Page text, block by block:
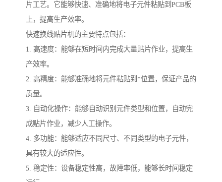
片工艺。它能够快速、准确地将电子元件粘贴到PCB板
上，提高生产效率。
快速换线贴片机的主要特点包括：
1. 高速度：能够在短时间内完成大量贴片作业，提高生
产效率。
2. 高精度：能够准确地将元件粘贴到*位置，保证产品的
质量。
3. 自动化操作：能够自动识别元件类型和位置，自动完
成贴片作业，减少人工操作。
4. 多功能：能够适应不同尺寸、不同类型的电子元件，
具有较大的适应性。
5. 稳定性：设备稳定性高，故障率低，能够长时间稳定